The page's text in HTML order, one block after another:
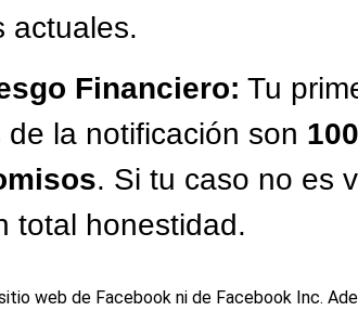
actuales.
Financiero: Tu
la notificación son
. Si tu caso no es
total honestidad.
web de Facebook ni de Facebook Inc.